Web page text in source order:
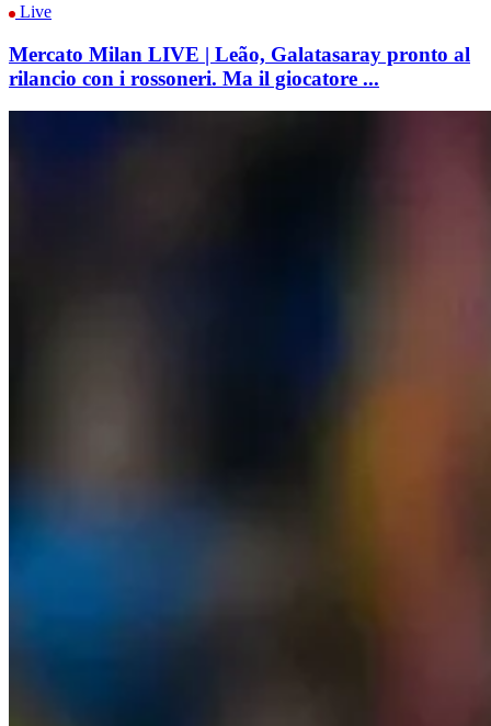
Live
Mercato Milan LIVE | Leão, Galatasaray pronto al
rilancio con i rossoneri. Ma il giocatore ...